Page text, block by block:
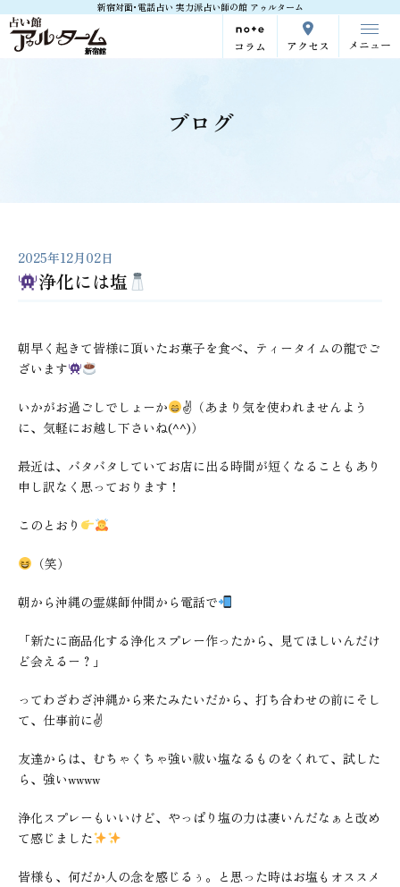
新宿対面･電話占い 実力派占い師の館 アゥルターム
コラム アクセス メニュー
ブログ
2025年12月02日
浄化には塩
朝早く起きて皆様に頂いたお菓子を食べ、ティータイムの龍でご
ざいます
いかがお過ごしでしょーか
✌（あまり気を使われませんよう
に、気軽にお越し下さいね(^^)）
最近は、バタバタしていてお店に出る時間が短くなることもあり
申し訳なく思っております！
このとおり
（笑）
朝から沖縄の霊媒師仲間から電話で
「新たに商品化する浄化スプレー作ったから、見てほしいんだけ
ど会えるー？」
ってわざわざ沖縄から来たみたいだから、打ち合わせの前にそし
て、仕事前に✌
友達からは、むちゃくちゃ強い祓い塩なるものをくれて、試した
ら、強いwwww
浄化スプレーもいいけど、やっぱり塩の力は凄いんだなぁと改め
て感じました
皆様も、何だか人の念を感じるぅ。と思った時はお塩もオススメ